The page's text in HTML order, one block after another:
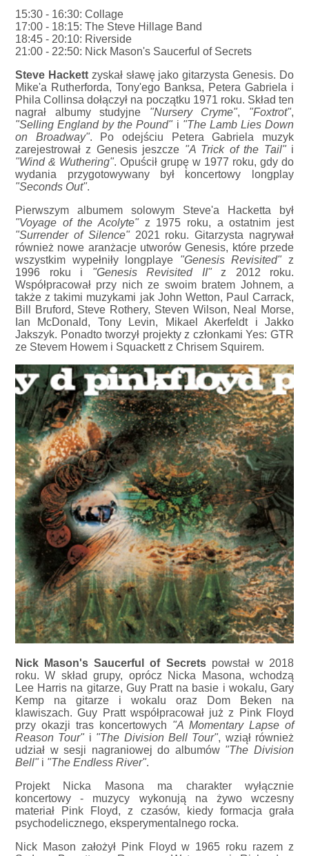
15:30 - 16:30: Collage
17:00 - 18:15: The Steve Hillage Band
18:45 - 20:10: Riverside
21:00 - 22:50: Nick Mason's Saucerful of Secrets
Steve Hackett zyskał sławę jako gitarzysta Genesis. Do
Mike'a Rutherforda, Tony'ego Banksa, Petera Gabriela i
Phila Collinsa dołączył na początku 1971 roku. Skład ten
nagrał albumy studyjne "Nursery Cryme", "Foxtrot",
"Selling England by the Pound" i "The Lamb Lies Down
on Broadway". Po odejściu Petera Gabriela muzyk
zarejestrował z Genesis jeszcze "A Trick of the Tail"i
"Wind & Wuthering". Opuścił grupę w 1977 roku, gdy do
wydania przygotowywany był koncertowy longplay
"Seconds Out".
Pierwszym albumem solowym Steve'a Hacketta był
"Voyage of the Acolyte"z 1975 roku, a ostatnim jest
"Surrender of Silence"2021 roku. Gitarzysta nagrywał
również nowe aranżacje utworów Genesis, które przede
wszystkim wypełniły longplaye "Genesis Revisited"z
1996 roku i "Genesis Revisited II" z 2012 roku.
Współpracował przy nich ze swoim bratem Johnem, a
także z takimi muzykami jak John Wetton, Paul Carrack,
Bill Bruford, Steve Rothery, Steven Wilson, Neal Morse,
Ian McDonald, Tony Levin, Mikael Akerfeldt i Jakko
Jakszyk. Ponadto tworzył projekty z członkami Yes: GTR
ze Stevem Howem i Squackett z Chrisem Squirem.
Nick Mason's Saucerful of Secrets powstał w 2018
roku. W skład grupy, oprócz Nicka Masona, wchodzą
Lee Harris na gitarze, Guy Pratt na basie i wokalu, Gary
Kemp na gitarze i wokalu oraz Dom Beken na
klawiszach. Guy Pratt współpracował już z Pink Floyd
przy okazji tras koncertowych "A Momentary Lapse of
Reason Tour" i "The Division Bell Tour", wziął również
udział w sesji nagraniowej do albumów "The Division
Bell" i "The Endless River".
Projekt Nicka Masona ma charakter wyłącznie
koncertowy - muzycy wykonują na żywo wczesny
materiał Pink Floyd, z czasów, kiedy formacja grała
psychodelicznego, eksperymentalnego rocka.
Nick Mason założył Pink Floyd w 1965 roku razem z